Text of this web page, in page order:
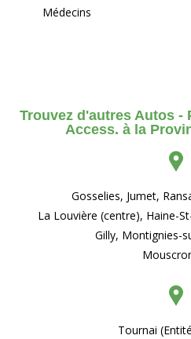
Médecins
Trouvez d'autres Autos -
Access. à la
Gosselies, Jumet,
La Louvière (centre), Haine-
Gilly, Montignies-
Tournai